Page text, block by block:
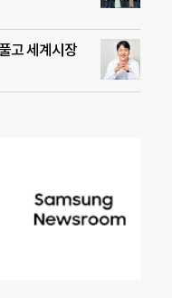
고 세계시장